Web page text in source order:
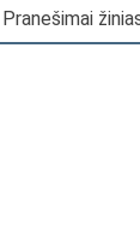
Pranešimai